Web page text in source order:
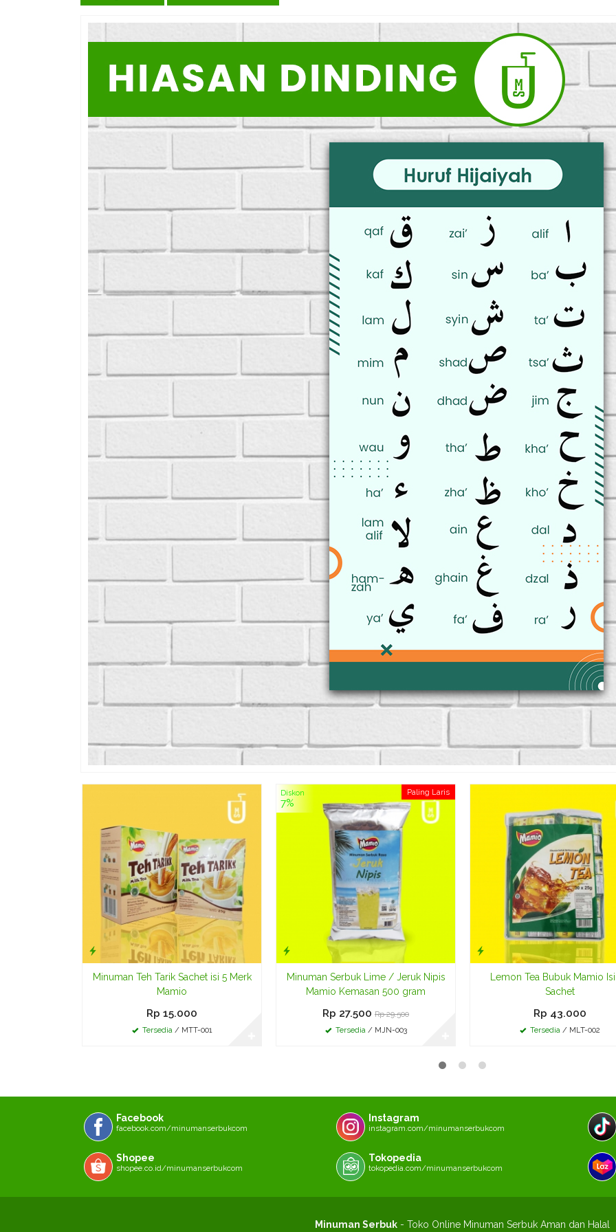
Minuman Teh Tarik Sachet isi 5 Merk
Mamio
Rp 15.000
Tersedia/ MTT-001
Paling Laris
Diskon
7%
Minuman Serbuk Lime / Jeruk Nipis
Mamio Kemasan 500 gram
Rp 27.500 Rp 29.500
Tersedia/ MJN-003
Lemon Tea Bubuk Mamio
Sachet
Rp 43.000
Tersedia/ MLT-002
Facebook
facebook.com/minumanserbukcom
Instagram
instagram.com/minumanserbukcom
Shopee
shopee.co.id/minumanserbukcom
Tokopedia
tokopedia.com/minumanserbukcom
Minuman Serbuk- Toko Online Minuman Serbuk Aman dan Halal